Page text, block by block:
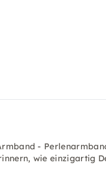
-
wie einzigartig